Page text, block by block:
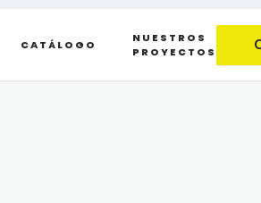
CATÁLOGO
NUESTROS
PROYECTOS